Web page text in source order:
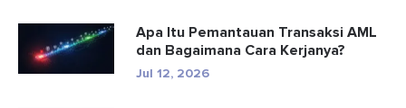
Apa Itu Pemantauan Transaksi AML
dan Bagaimana Cara Kerjanya?
Jul 12, 2026